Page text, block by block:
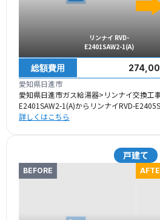
リンナイ RVD-
E2401SAW2-1(A)
総額費用
愛知県日進市
愛知県日進市ガス給湯器>リンナイ交換工
E2401SAW2-1(A)からリンナイRVD-
詳しくはこちら
戸建て
BEFORE